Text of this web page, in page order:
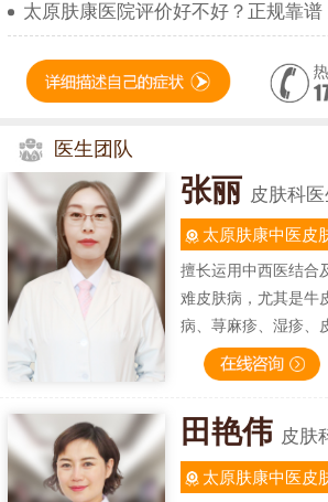
太原肤康医院评价好不好？正规靠
医生团队
张丽 皮肤科医
太原肤康中医皮
擅长运用中西医结合
难皮肤病，尤其是牛
病、荨麻疹、湿疹、
田艳伟 皮肤
太原肤康中医皮